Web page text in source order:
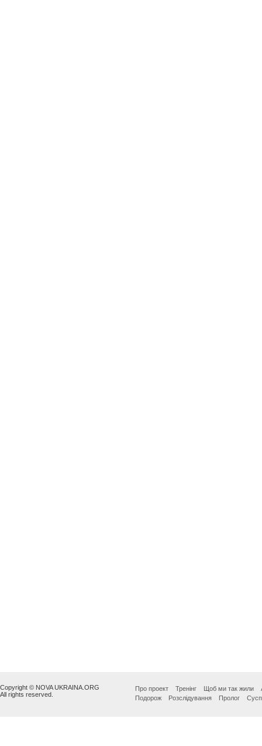
Copyright © NOVA UKRAINA.ORG
All rights reserved.
Про проект Тренінг Щоб ми так жили
Подорож
Розслідування Пролог